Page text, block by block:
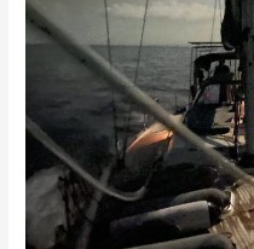
в
Турции
яхте
«Джульетта».
октября
—
2